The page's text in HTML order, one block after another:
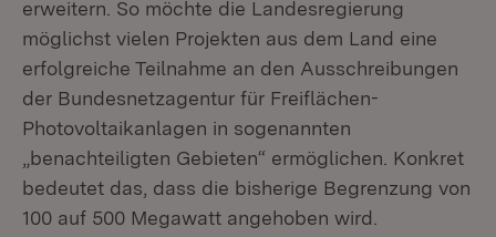
erweitern. So möchte die Landesregierung
möglichst vielen Projekten aus dem Land eine
erfolgreiche Teilnahme an den Ausschreibungen
der Bundesnetzagentur für Freiflächen-
Photovoltaikanlagen in sogenannten
„benachteiligten Gebieten“ ermöglichen. Konkret
bedeutet das, dass die bisherige Begrenzung von
100 auf 500 Megawatt angehoben wird.